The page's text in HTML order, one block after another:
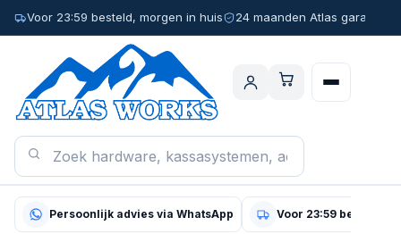
Voor 23:59 besteld, morgen in huis 24 maanden Atlas garantie
Persoonlijk advies via WhatsApp Voor 23:59 besteld,